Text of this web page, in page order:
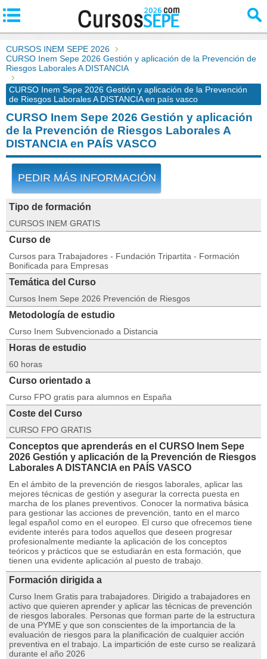
CURSOS INEM SEPE 2026
CURSO Inem Sepe 2026 Gestión y aplicación de la Prevención de
Riesgos Laborales A DISTANCIA
CURSO Inem Sepe 2026 Gestión y aplicación de la Prevención
de Riesgos Laborales A DISTANCIA en país vasco
CURSO Inem Sepe 2026 Gestión y aplicación
de la Prevención de Riesgos Laborales A
DISTANCIA en PAÍS VASCO
PEDIR MÁS INFORMACIÓN
Tipo de formación
CURSOS INEM GRATIS
Curso de
Cursos para Trabajadores - Fundación Tripartita - Formación
Bonificada para Empresas
Temática del Curso
Cursos Inem Sepe 2026 Prevención de Riesgos
Metodología de estudio
Curso Inem Subvencionado a Distancia
Horas de estudio
60 horas
Curso orientado a
Curso FPO gratis para alumnos en España
Coste del Curso
CURSO FPO GRATIS
Conceptos que aprenderás en el CURSO Inem Sepe
2026 Gestión y aplicación de la Prevención de Riesgos
Laborales A DISTANCIA en PAÍS VASCO
En el ámbito de la prevención de riesgos laborales, aplicar las
mejores técnicas de gestión y asegurar la correcta puesta en
marcha de los planes preventivos. Conocer la normativa básica
para gestionar las acciones de prevención, tanto en el marco
legal español como en el europeo. El curso que ofrecemos tiene
evidente interés para todos aquellos que deseen progresar
profesionalmente mediante la aplicación de los conceptos
teóricos y prácticos que se estudiarán en esta formación, que
tienen una evidente aplicación al puesto de trabajo.
Formación dirigida a
Curso Inem Gratis para trabajadores. Dirigido a trabajadores en
activo que quieren aprender y aplicar las técnicas de prevención
de riesgos laborales. Personas que forman parte de la estructura
de una PYME y que son conscientes de la importancia de la
evaluación de riesgos para la planificación de cualquier acción
preventiva en el trabajo. La impartición de este curso se realizará
durante el año 2026